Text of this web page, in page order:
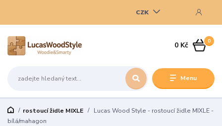
Menu
CZK
0
0 Kč
rostoucí židle MIXLE
Lucas Wood Style - rostoucí židle MIXLE -
bílá/mahagon